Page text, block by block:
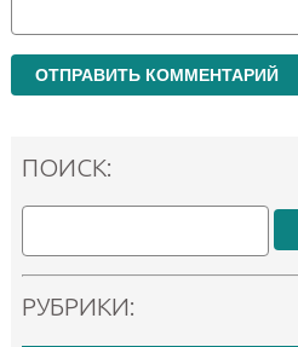
ПОИСК:
РУБРИКИ: